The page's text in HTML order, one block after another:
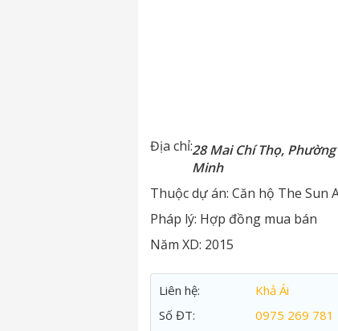
Địa chỉ:28 Mai Chí Thọ,
Minh
Thuộc dự án: Căn hộ The Sun
Pháp lý: Hợp đồng mua bán
Năm XD: 2015
Liên hệ:
Khả Ái
Số ĐT:
0975 269 781